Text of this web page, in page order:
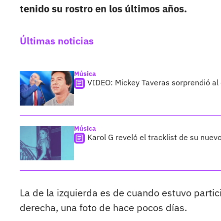
tenido su rostro en los últimos años.
Últimas noticias
Música
VIDEO: Mickey Taveras sorprendió
Música
Karol G reveló el tracklist de su
La de la izquierda es de cuando estuvo
derecha, una foto de hace pocos días.